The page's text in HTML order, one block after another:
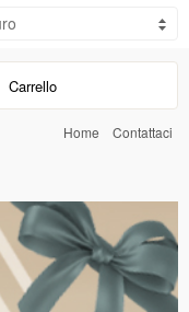
Carrello
Home Contattaci